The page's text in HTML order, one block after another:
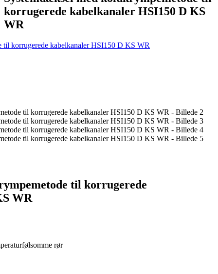
korrugerede kabelkanaler HSI150 D KS
WR
til korrugerede
WR
rør